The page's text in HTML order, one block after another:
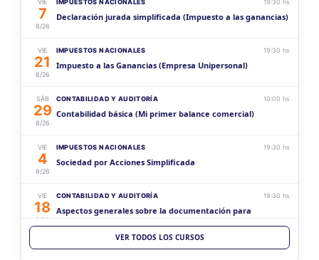
VIE
7
8/26
IMPUESTOS NACIONALES 19:30 hs
Declaración jurada simplificada (Impuesto a las ganancias)
VIE
21
8/26
IMPUESTOS NACIONALES 19:30 hs
Impuesto a las Ganancias (Empresa Unipersonal)
SÁB
29
8/26
CONTABILIDAD Y AUDITORÍA 10:00 hs
Contabilidad básica (Mi primer balance comercial)
VIE
4
9/26
IMPUESTOS NACIONALES 19:30 hs
Sociedad por Acciones Simplificada
VIE
18
9/26
CONTABILIDAD Y AUDITORÍA 19:30 hs
Aspectos generales sobre la documentación para
sociedades
SÁB CONTABILIDAD Y AUDITORÍA 10:00 hs
VER TODOS LOS CURSOS